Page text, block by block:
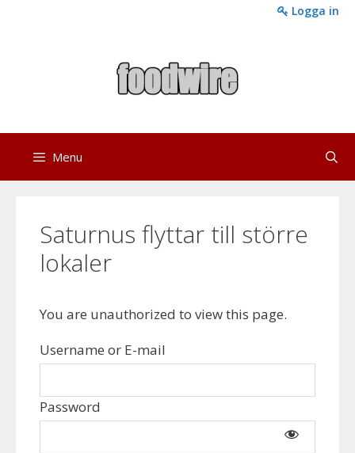
Logga in
Menu
Saturnus flyttar till större
lokaler
You are unauthorized to view this page.
Username or E-mail
Password